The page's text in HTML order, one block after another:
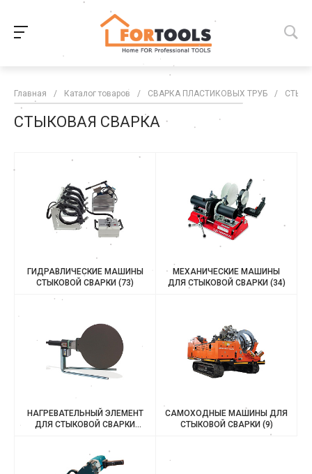
Главная / Каталог товаров / СВАРКА ПЛАСТИКОВЫХ ТРУБ /
СТЫКОВАЯ СВАРКА
ГИДРАВЛИЧЕСКИЕ МАШИНЫ
СТЫКОВОЙ СВАРКИ (73)
МЕХАНИЧЕСКИЕ МАШИНЫ
ДЛЯ СТЫКОВОЙ СВАРКИ (34)
НАГРЕВАТЕЛЬНЫЙ ЭЛЕМЕНТ
ДЛЯ СТЫКОВОЙ СВАРКИ
САМОХОДНЫЕ МАШИНЫ ДЛЯ
СТЫКОВОЙ СВАРКИ (9)